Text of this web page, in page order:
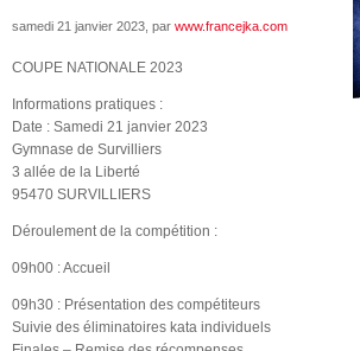
samedi 21 janvier 2023 , par www.francejka.com
COUPE NATIONALE 2023
Informations pratiques :
Date : Samedi 21 janvier 2023
Gymnase de Survilliers
3 allée de la Liberté
95470 SURVILLIERS
Déroulement de la compétition :
09h00 : Accueil
09h30 : Présentation des compétiteurs
Suivie des éliminatoires kata individuels